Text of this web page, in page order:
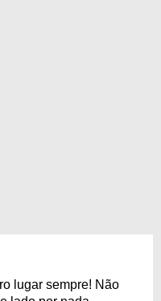
lugar sempre! Não